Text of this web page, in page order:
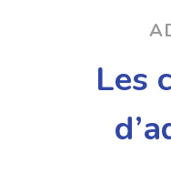
Les